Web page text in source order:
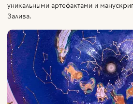
уникальными артефактами и
Залива.